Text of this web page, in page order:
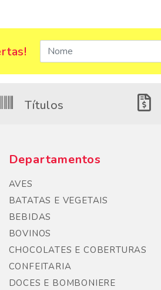
Títulos
Departamentos
AVES
BATATAS E VEGETAIS
BEBIDAS
BOVINOS
CHOCOLATES E COBERTURAS
CONFEITARIA
DOCES E BOMBONIERE